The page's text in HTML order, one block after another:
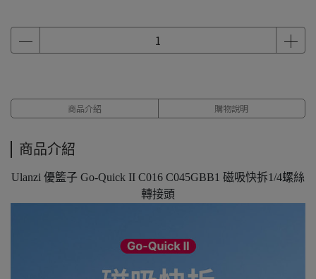
商品介紹 購物說明
商品介紹
Ulanzi 優籃子 Go-Quick II C016 C045GBB1 磁吸快拆1/4螺絲
轉接頭